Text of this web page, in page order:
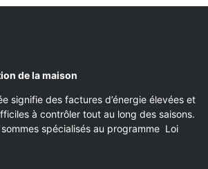
de la maison
signifie des factures d’énergie élevées et
à contrôler tout au long des saisons.
sommes spécialisés au programme Loi